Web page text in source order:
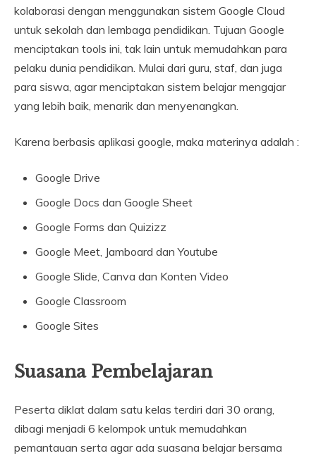
kolaborasi dengan menggunakan sistem Google Cloud
untuk sekolah dan lembaga pendidikan. Tujuan Google
menciptakan tools ini, tak lain untuk memudahkan para
pelaku dunia pendidikan. Mulai dari guru, staf, dan juga
para siswa, agar menciptakan sistem belajar mengajar
yang lebih baik, menarik dan menyenangkan.
Karena berbasis aplikasi google, maka materinya adalah :
Google Drive
Google Docs dan Google Sheet
Google Forms dan Quizizz
Google Meet, Jamboard dan Youtube
Google Slide, Canva dan Konten Video
Google Classroom
Google Sites
Suasana Pembelajaran
Peserta diklat dalam satu kelas terdiri dari 30 orang,
dibagi menjadi 6 kelompok untuk memudahkan
pemantauan serta agar ada suasana belajar bersama